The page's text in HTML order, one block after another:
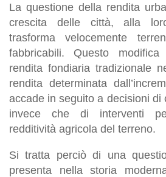
La questione della rendita
crescita delle città, alla
trasforma velocemente
fabbricabili. Questo
rendita fondiaria tradizionale
rendita determinata
accade in seguito a decisioni di
invece che di interventi
redditività agricola del terreno.
Si tratta perciò di una
presenta nella storia